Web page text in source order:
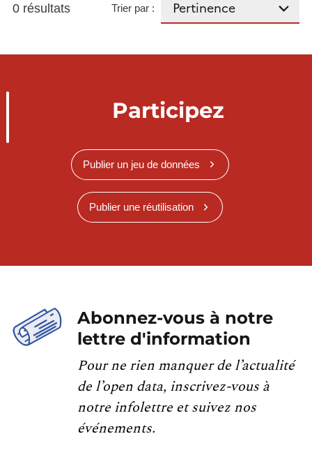
0 résultats Trier par :
Participez
Publier un jeu de données
Publier une réutilisation
Abonnez-vous à notre
lettre d'information
Pour ne rien manquer de l’actualité
de l’open data, inscrivez-vous à
notre infolettre et suivez nos
événements.